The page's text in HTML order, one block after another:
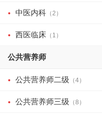
中医内科 （2）
西医临床 （1）
公共营养师
公共营养师二级 （4）
公共营养师三级 （8）